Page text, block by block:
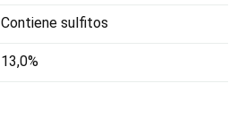
Contiene sulfitos
13,0%